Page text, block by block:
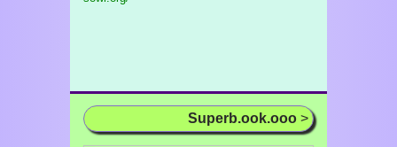
Superb.ook.ooo >